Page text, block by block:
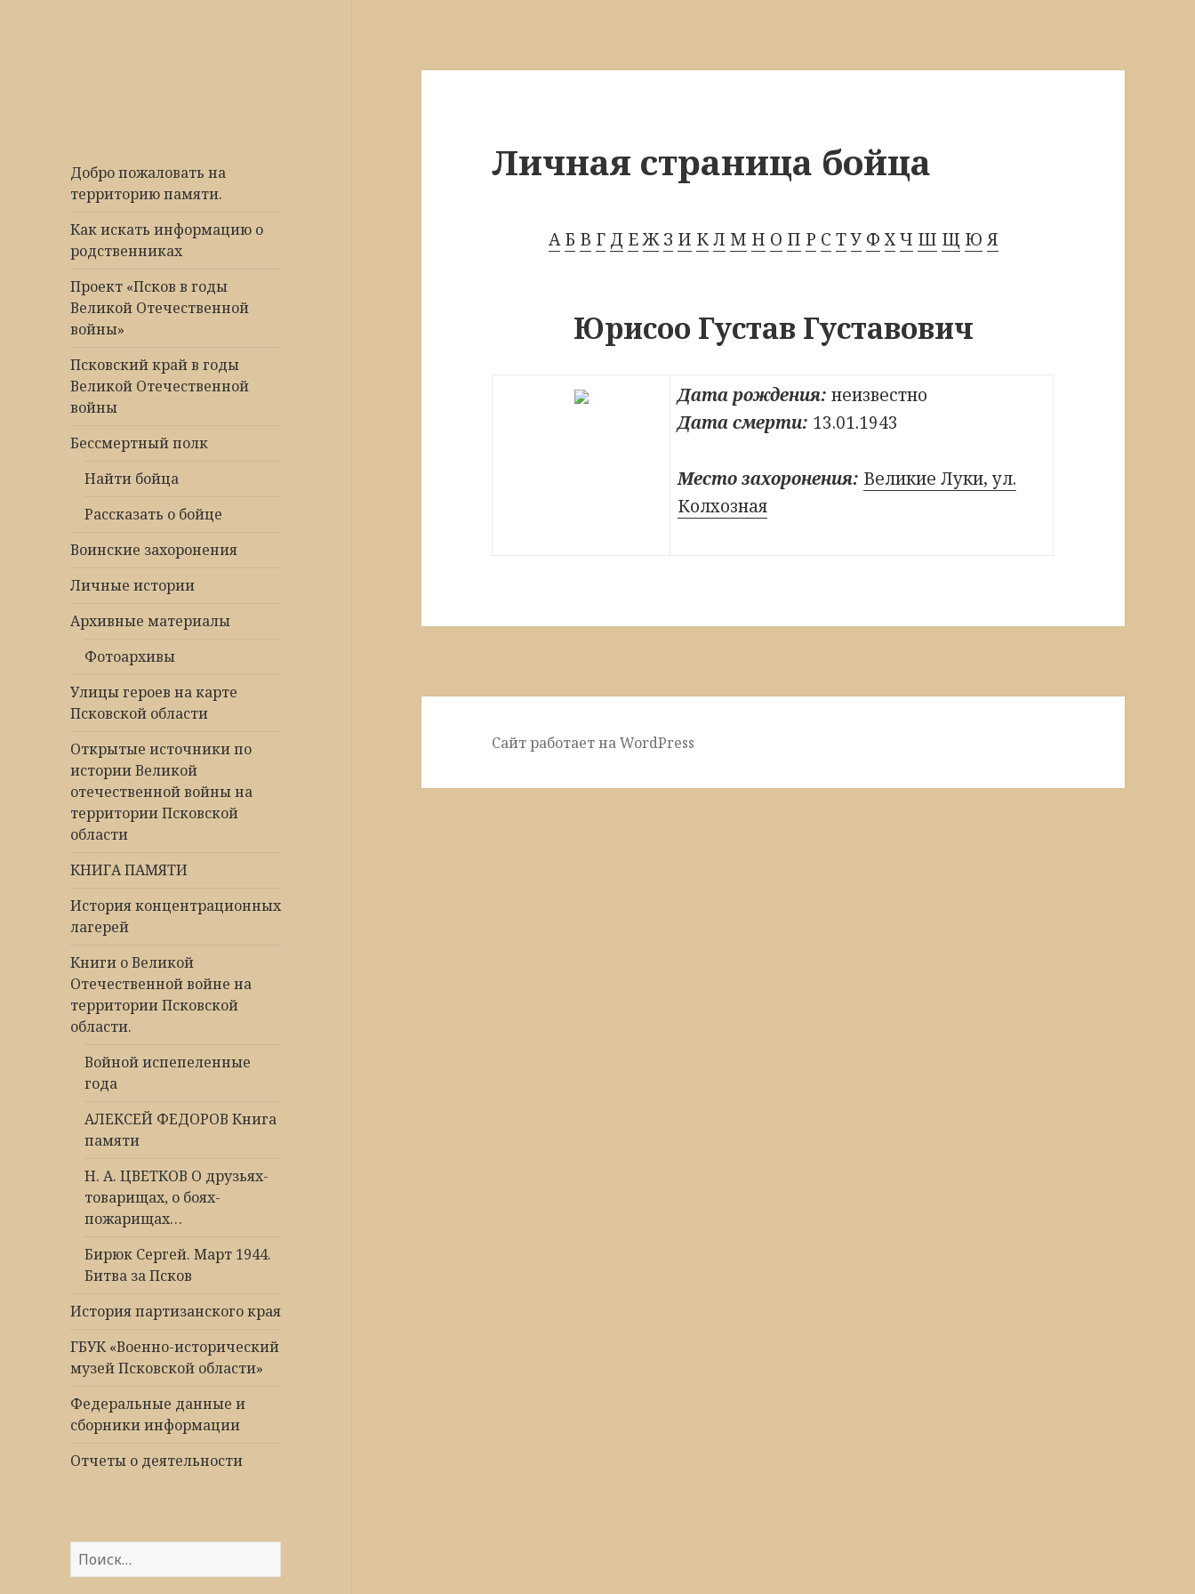
Добро пожаловать на
территорию памяти.
Как искать информацию о
родственниках
Проект «Псков в годы
Великой Отечественной
войны»
Псковский край в годы
Великой Отечественной
войны
Бессмертный полк
Найти бойца
Рассказать о бойце
Воинские захоронения
Личные истории
Архивные материалы
Фотоархивы
Улицы героев на карте
Псковской области
Открытые источники по
истории Великой
отечественной войны на
территории Псковской
области
КНИГА ПАМЯТИ
История концентрационных
лагерей
Книги о Великой
Отечественной войне на
территории Псковской
области.
Войной испепеленные
года
АЛЕКСЕЙ ФЕДОРОВ Книга
памяти
Н. А. ЦВЕТКОВ О друзьях-
товарищах, о боях-
пожарищах…
Бирюк Сергей. Март 1944.
Битва за Псков
История партизанского края
ГБУК «Военно-исторический
музей Псковской области»
Федеральные данные и
сборники информации
Отчеты о деятельности
Найти:
Личная страница бойца
А Б В Г Д ЕЖ З И К Л М Н О П Р С ТУ Ф Х Ч Ш Щ Ю Я
Юрисоо Густав Густавович
Дата рождения: неизвестно
Дата смерти: 13.01.1943
Место захоронения: Великие Луки, ул.
Колхозная
Сайт работает на WordPress